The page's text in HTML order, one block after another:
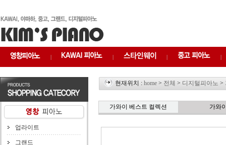
| | | |
업라이트
그랜드
현재위치 :home > 전체 > 디지털피아노 >
가와이 베스트 컬렉션 가와